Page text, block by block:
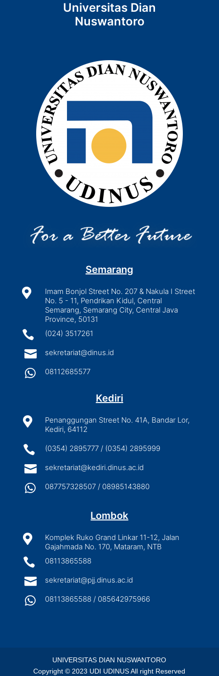
Universitas Dian
Nuswantoro
Semarang

Imam Bonjol Street No. 207 & Nakula I Street
No. 5 - 11, Pendrikan Kidul, Central
Semarang, Semarang City, Central Java
Province, 50131
 (024) 3517261
 sekretariat@dinus.id
 08112685577
Kediri

Penanggungan Street No. 41A, Bandar Lor,
Kediri, 64112
 (0354) 2895777 / (0354) 2895999
 sekretariat@kediri.dinus.ac.id
 087757328507 / 08985143880
Lombok

Komplek Ruko Grand Linkar 11-12, Jalan
Gajahmada No. 170, Mataram, NTB
 08113865588
 sekretariat@pjj.dinus.ac.id
 08113865588 / 085642975966
UNIVERSITAS DIAN NUSWANTORO
Copyright © 2023 UDI UDINUS All right Reserved